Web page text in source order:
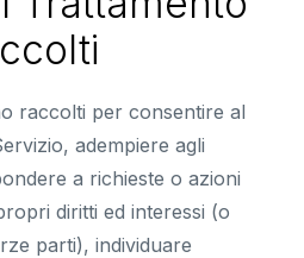
raccolti per consentire al
adempiere agli
a richieste o azioni
diritti ed interessi (o
parti), individuare